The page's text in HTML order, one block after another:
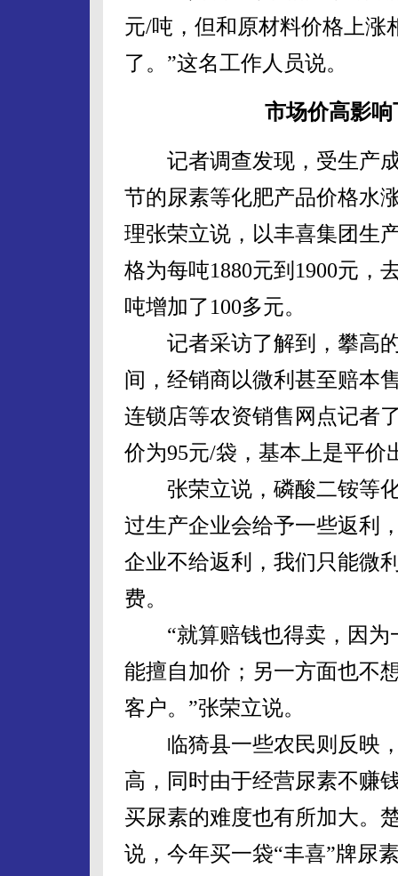
元/吨，但和原材料价格上涨
了。”这名工作人员说。
市场价高影
记者调查发现，受生产成
节的尿素等化肥产品价格水
理张荣立说，以丰喜集团生
格为每吨1880元到1900元，
吨增加了100多元。
记者采访了解到，攀高的
间，经销商以微利甚至赔本
连锁店等农资销售网点记者
价为95元/袋，基本上是平价
张荣立说，磷酸二铵等化
过生产企业会给予一些返利
企业不给返利，我们只能微
费。
“就算赔钱也得卖，因为
能擅自加价；另一方面也不
客户。”张荣立说。
临猗县一些农民则反映，
高，同时由于经营尿素不赚
买尿素的难度也有所加大。
说，今年买一袋“丰喜”牌尿